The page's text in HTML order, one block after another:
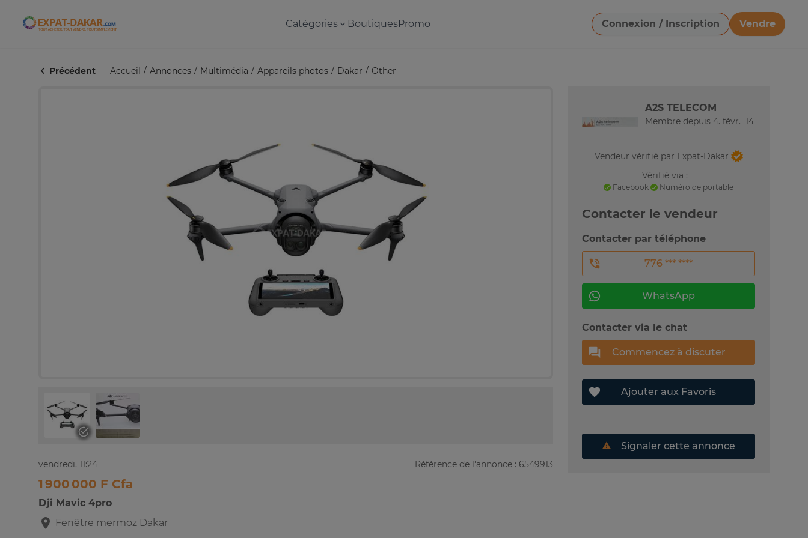
Expat-Dakar Catégories BoutiquesPromo Connexion / Inscription
Vendre
Télécharger une image
Précédent Accueil Annonces Multimédia Appareils photos Dakar Other
vendredi, 11:24 Référence de l'annonce : 6549913
1 900 000 F Cfa
Dji Mavic 4pro
Fenêtre mermoz Dakar
A2S TELECOM
Membre depuis 4. févr. '14
Vendeur vérifié par Expat-Dakar
Vérifié via :
Facebook Numéro de portable
Contacter le vendeur
Contacter par téléphone
776 *** ****
WhatsApp
Contacter via le chat
Commencez à discuter
Ajouter aux Favoris
Signaler cette annonce